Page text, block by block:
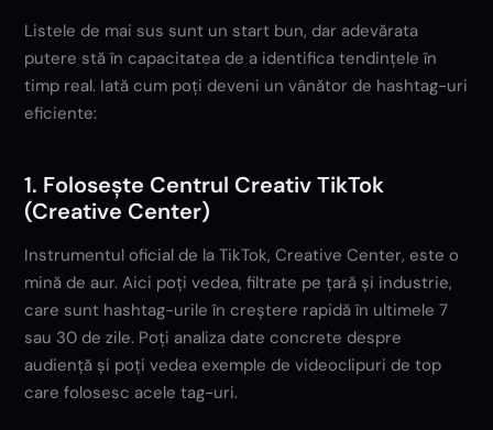
Listele de mai sus sunt un start bun, dar adevărata
putere stă în capacitatea de a identifica tendințele în
timp real. Iată cum poți deveni un vânător de hashtag-uri
eficiente:
1. Folosește Centrul Creativ TikTok
(Creative Center)
Instrumentul oficial de la TikTok, Creative Center, este o
mină de aur. Aici poți vedea, filtrate pe țară și industrie,
care sunt hashtag-urile în creștere rapidă în ultimele 7
sau 30 de zile. Poți analiza date concrete despre
audiență și poți vedea exemple de videoclipuri de top
care folosesc acele tag-uri.